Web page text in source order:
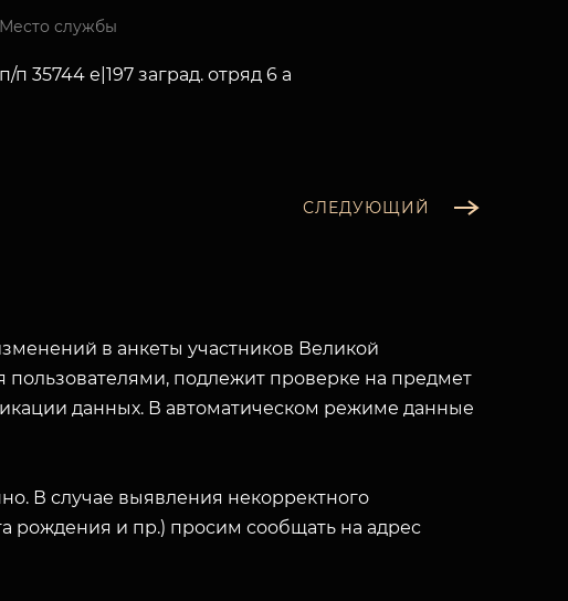
Место службы
п/п 35744 е|197 заград. отряд 6 а
СЛЕДУЮЩИЙ
в анкеты участников Великой
подлежит проверке на предмет
данных. В автоматическом режиме данные
В случае выявления некорректного
рождения и пр.) просим сообщать на адрес